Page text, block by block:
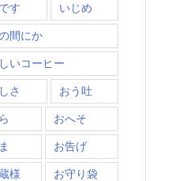
す いじめ
間にか
いコーヒー
さ おう吐
おへそ
お告げ
様 お守り袋